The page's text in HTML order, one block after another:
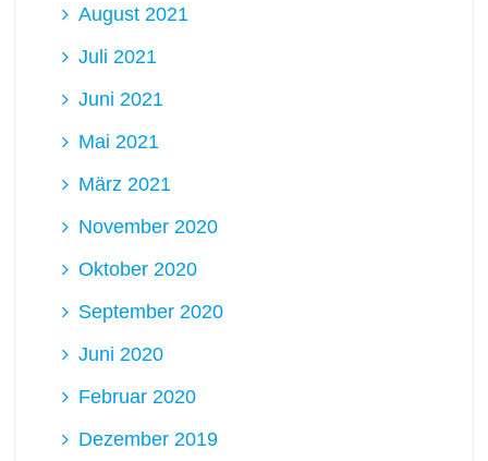
August 2021
Juli 2021
Juni 2021
Mai 2021
März 2021
November 2020
Oktober 2020
September 2020
Juni 2020
Februar 2020
Dezember 2019